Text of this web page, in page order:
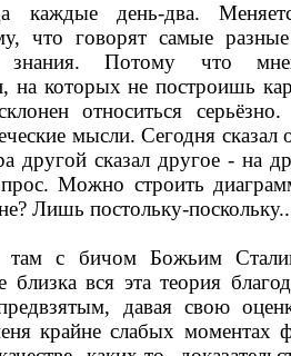
каждые день-два.
что говорят самые
знания. Потому что
на которых не построишь
относиться
мысли. Сегодня
другой сказал другое - на
Можно строить
Лишь постольку-
с бичом Божьим
вся эта теория
давая свою
крайне слабых моментах